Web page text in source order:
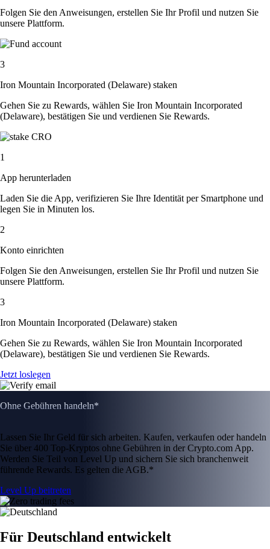
Folgen Sie den Anweisungen, erstellen Sie Ihr Profil und nutzen Sie
unsere Plattform.
3
Iron Mountain Incorporated (Delaware) staken
Gehen Sie zu Rewards, wählen Sie Iron Mountain Incorporated
(Delaware), bestätigen Sie und verdienen Sie Rewards.
1
App herunterladen
Laden Sie die App, verifizieren Sie Ihre Identität per Smartphone und
legen Sie in Minuten los.
2
Konto einrichten
Folgen Sie den Anweisungen, erstellen Sie Ihr Profil und nutzen Sie
unsere Plattform.
3
Iron Mountain Incorporated (Delaware) staken
Gehen Sie zu Rewards, wählen Sie Iron Mountain Incorporated
(Delaware), bestätigen Sie und verdienen Sie Rewards.
Jetzt loslegen
Ohne Gebühren handeln*
Lassen Sie Ihr Geld für sich arbeiten. Kaufen, verkaufen oder handeln
Sie über 400 Top-Kryptos ohne Gebühren in der Crypto.com App.
Werden Sie Teil von Level Up und sichern Sie sich branchenweit
führende Rewards. Es gelten die AGB.*
Level Up beitreten
Für Deutschland entwickelt